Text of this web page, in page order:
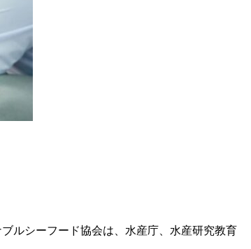
ルシーフード協会は、水産庁、水産研究教育